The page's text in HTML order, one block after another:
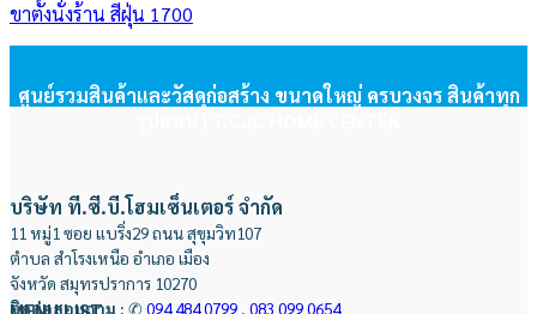
ขาตั้งนั่งร้าน สีฝุ่น 1700
ศูนย์รวมสินค้าและวัสดุก่อสร้าง ขนาดใหญ่ ครบวงจร สินค้าทุก
บริษัท ที.ซี.บี.โฮมเซ็นเตอร์ จำกัด
11 หมู่1 ซอย แบริ่ง29 ถนน สุขุมวิท107
ตำบล สำโรงเหนือ อำเภอ เมือง
จังหวัด สมุทรปราการ 10270
ติดต่อสอบถาม : ✆ 094 484 0799 , 083 099 0654